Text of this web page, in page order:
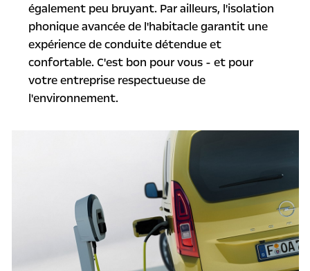
également peu bruyant. Par ailleurs, l'isolation
phonique avancée de l'habitacle garantit une
expérience de conduite détendue et
confortable. C'est bon pour vous - et pour
votre entreprise respectueuse de
l'environnement.